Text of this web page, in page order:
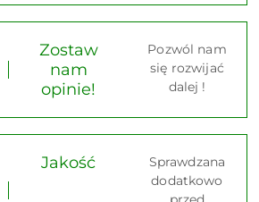
Zostaw
nam
opinie!
Pozwól nam
się rozwijać
dalej !
Jakość
Sprawdzana
dodatkowo